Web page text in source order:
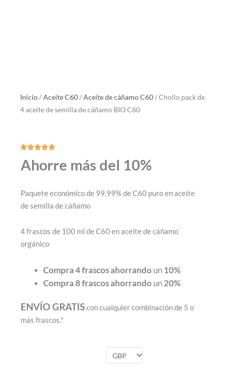
Inicio/Aceite C60/Aceite de cáñamo C60/ Chollo pack de
4 aceite de semilla de cáñamo BIO C60

con
Ahorre más del 10%
Paquete económico de 99,99% de C60 puro en aceite
de semilla de cáñamo
4 frascos de 100 ml de C60 en aceite de cáñamo
orgánico
Compra 4 frascosahorrando un10%
Compra 8 frascosahorrando un20%
ENVÍO GRATIScon cualquier combinación de 5 o
más frascos.*